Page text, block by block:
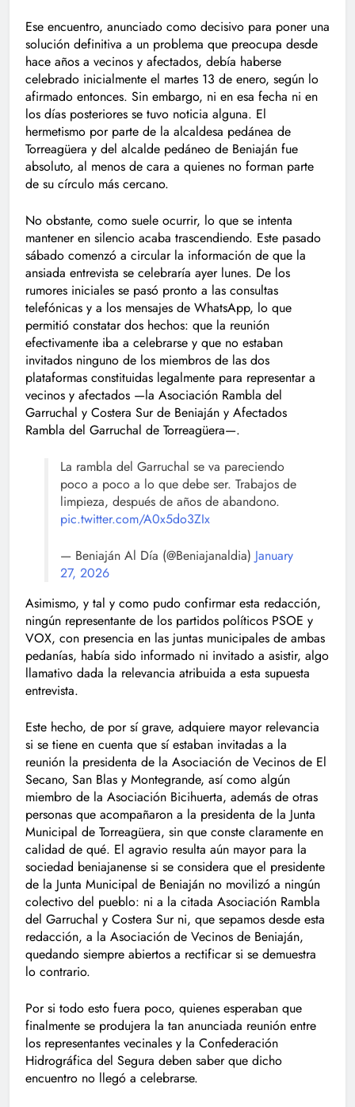
Ese encuentro, anunciado como decisivo para poner una
solución definitiva a un problema que preocupa desde
hace años a vecinos y afectados, debía haberse
celebrado inicialmente el martes 13 de enero, según lo
afirmado entonces. Sin embargo, ni en esa fecha ni en
los días posteriores se tuvo noticia alguna. El
hermetismo por parte de la alcaldesa pedánea de
Torreagüera y del alcalde pedáneo de Beniaján fue
absoluto, al menos de cara a quienes no forman parte
de su círculo más cercano.
No obstante, como suele ocurrir, lo que se intenta
mantener en silencio acaba trascendiendo. Este pasado
sábado comenzó a circular la información de que la
ansiada entrevista se celebraría ayer lunes. De los
rumores iniciales se pasó pronto a las consultas
telefónicas y a los mensajes de WhatsApp, lo que
permitió constatar dos hechos: que la reunión
efectivamente iba a celebrarse y que no estaban
invitados ninguno de los miembros de las dos
plataformas constituidas legalmente para representar a
vecinos y afectados —la Asociación Rambla del
Garruchal y Costera Sur de Beniaján y Afectados
Rambla del Garruchal de Torreagüera—.
La rambla del Garruchal se va pareciendo
poco a poco a lo que debe ser. Trabajos de
limpieza, después de años de abandono.
pic.twitter.com/A0x5do3ZIx
— Beniaján Al Día (@Beniajanaldia) January
27, 2026
Asimismo, y tal y como pudo confirmar esta redacción,
ningún representante de los partidos políticos PSOE y
VOX, con presencia en las juntas municipales de ambas
pedanías, había sido informado ni invitado a asistir, algo
llamativo dada la relevancia atribuida a esta supuesta
entrevista.
Este hecho, de por sí grave, adquiere mayor relevancia
si se tiene en cuenta que sí estaban invitadas a la
reunión la presidenta de la Asociación de Vecinos de El
Secano, San Blas y Montegrande, así como algún
miembro de la Asociación Bicihuerta, además de otras
personas que acompañaron a la presidenta de la Junta
Municipal de Torreagüera, sin que conste claramente en
calidad de qué. El agravio resulta aún mayor para la
sociedad beniajanense si se considera que el presidente
de la Junta Municipal de Beniaján no movilizó a ningún
colectivo del pueblo: ni a la citada Asociación Rambla
del Garruchal y Costera Sur ni, que sepamos desde esta
redacción, a la Asociación de Vecinos de Beniaján,
quedando siempre abiertos a rectificar si se demuestra
lo contrario.
Por si todo esto fuera poco, quienes esperaban que
finalmente se produjera la tan anunciada reunión entre
los representantes vecinales y la Confederación
Hidrográfica del Segura deben saber que dicho
encuentro no llegó a celebrarse.